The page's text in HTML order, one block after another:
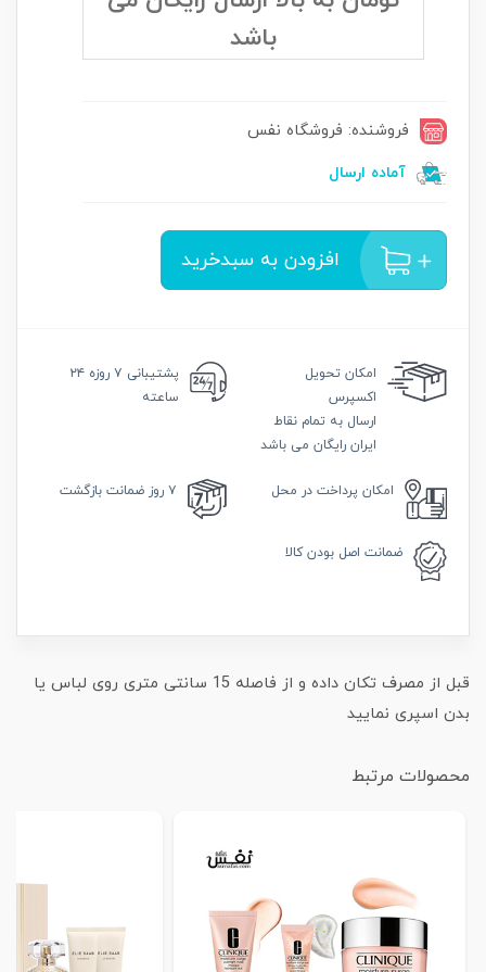
باشد
فروشنده: فروشگاه نفس
آماده ارسال
افزودن به سبدخرید
امکان تحویل
اکسپرس
ارسال به تمام نقاط
ایران رایگان می باشد
پشتیبانی
۷ روزه ۲۴
ساعته
امکان پرداخت در محل ۷ روز ضمانت بازگشت
ضمانت اصل بودن کالا
قبل از مصرف تکان داده و از فاصله 15 سانتی متری روی لباس یا
بدن اسپری نمایید
محصولات مرتبط